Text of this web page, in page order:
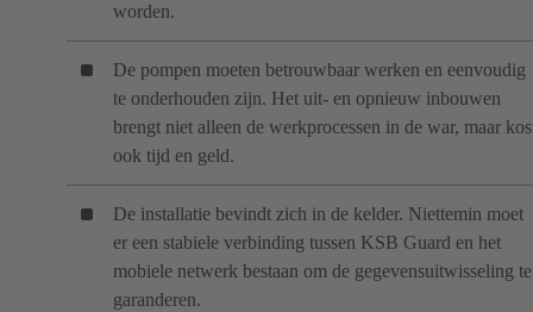
worden.
De pompen moeten betrouwbaar werken en eenvoudig
te onderhouden zijn. Het uit- en opnieuw inbouwen
brengt niet alleen de werkprocessen in de war, maar
ook tijd en geld.
De installatie bevindt zich in de kelder. Niettemin moet
er een stabiele verbinding tussen KSB Guard en het
mobiele netwerk bestaan om de gegevensuitwisseling te
garanderen.